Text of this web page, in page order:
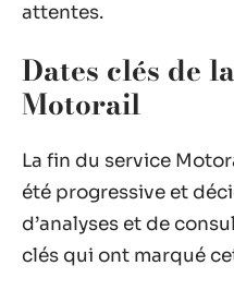
attentes.
Dates clés de
Motorail
La fin du service
été progressive et
d’analyses et de
clés qui ont marqué